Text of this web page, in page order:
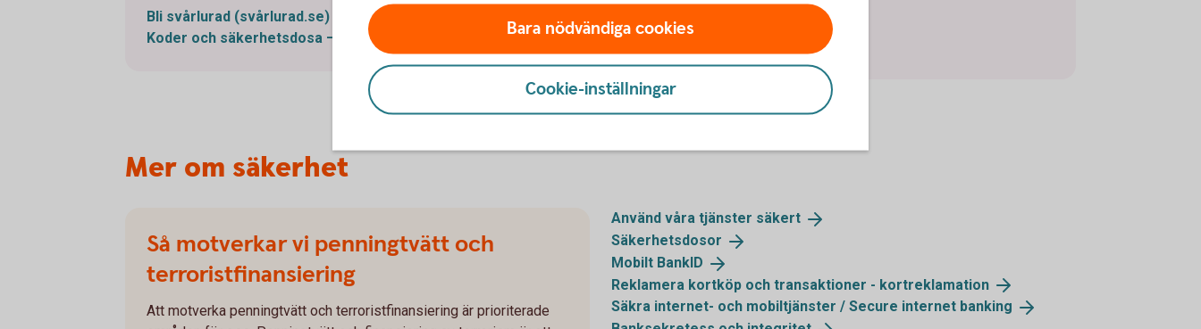
Bli svårlurad (svårlurad.se)
Koder och säkerhetsdosa – filmer om
du är.
Mer om säkerhet
Så motverkar vi penningtvätt och
terroristfinansiering
Att motverka penningtvätt och terroristfinansiering är prioriterade
Använd våra tjänster säkert
Säkerhetsdosor
Mobilt BankID
Reklamera kortköp och transaktioner - kortreklamation
Säkra internet- och mobiltjänster / Secure internet banking
Bara nödvändiga cookies
Cookie-inställningar